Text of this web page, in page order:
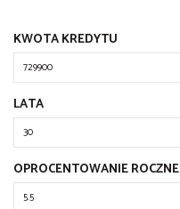
KWOTA KREDYTU
LATA
OPROCENTOWANIE ROCZNE